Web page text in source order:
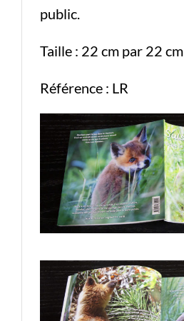
public.
Taille : 22 cm par 22 cm
Référence : LR